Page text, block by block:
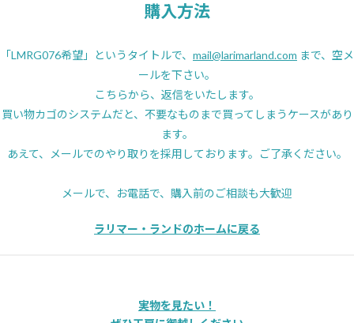
購入方法
「LMRG076希望」というタイトルで、 mail@larimarland.com まで、空メ
ールを下さい。
こちらから、返信をいたします。
買い物カゴのシステムだと、不要なものまで買ってしまうケースがあり
ます。
あえて、メールでのやり取りを採用しております。ご了承ください。
メールで、お電話で、購入前のご相談も大歓迎
ラリマー・ランドのホームに戻る
実物を見たい！